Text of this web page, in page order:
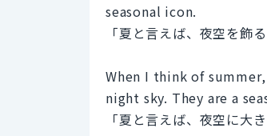
seasonal icon.
「夏と言えば、夜空を飾
When I think of
night sky. They are a
「夏と言えば、夜空に大